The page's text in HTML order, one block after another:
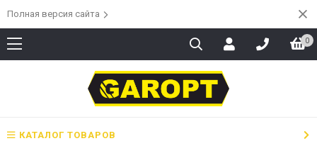
Полная версия сайта
0
КАТАЛОГ ТОВАРОВ